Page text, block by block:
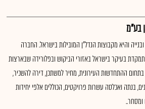
בע"מ
והיא מקבוצות הנדל"ן המובילות בישראל. החברה
2006 . החברה מתמקדת בעיקר בישראל באזורי הביקוש ובפלורידה שבארצות
ההתחדשות העירונית, מחיר למשתכן, דירה להשכיר,
381. במהלך השנים, בנתה ואכלסה עשרות פרויקטים, הכוללים אלפי יחידות